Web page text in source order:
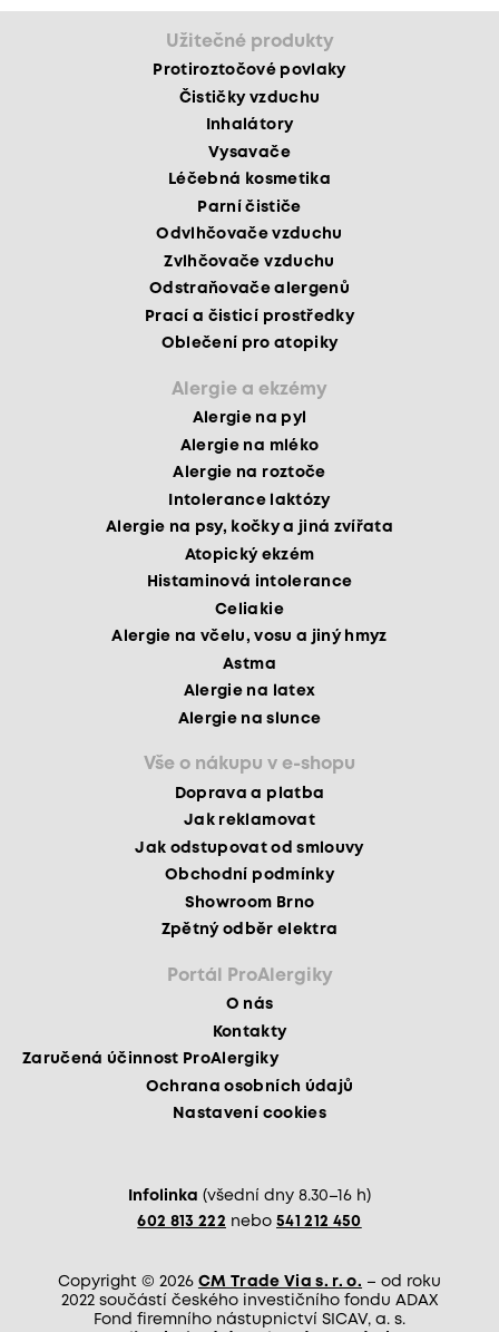
Užitečné produkty
Protiroztočové povlaky
Čističky vzduchu
Inhalátory
Vysavače
Léčebná kosmetika
Parní čističe
Odvlhčovače vzduchu
Zvlhčovače vzduchu
Odstraňovače alergenů
Prací a čisticí prostředky
Oblečení pro atopiky
Alergie a ekzémy
Alergie na pyl
Alergie na mléko
Alergie na roztoče
Intolerance laktózy
Alergie na psy, kočky a jiná zvířata
Atopický ekzém
Histaminová intolerance
Celiakie
Alergie na včelu, vosu a jiný hmyz
Astma
Alergie na latex
Alergie na slunce
Vše o nákupu v e-shopu
Doprava a platba
Jak reklamovat
Jak odstupovat od smlouvy
Obchodní podmínky
Showroom Brno
Zpětný odběr elektra
Portál ProAlergiky
O nás
Kontakty
Zaručená účinnost ProAlergiky
Ochrana osobních údajů
Nastavení cookies
Infolinka (všední dny 8.30–16 h)
602 813 222 nebo 541 212 450
Copyright © 2026 CM Trade Via s. r. o. – od roku
2022 součástí českého investičního fondu ADAX
Fond firemního nástupnictví SICAV, a. s.